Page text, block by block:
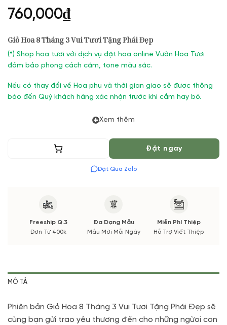
760,000₫
Giỏ Hoa 8 Tháng 3 Vui Tươi Tặng Phái Đẹp
(*) Shop hoa tươi với dịch vụ đặt hoa online Vườn Hoa Tươi
đảm bảo phong cách cắm, tone màu sắc.
Nếu có thay đổi về Hoa phụ và thời gian giao sẽ được thông
báo đến Quý khách hàng xác nhận trước khi cắm hay bó.
Xem thêm
Thêm vào giỏ Đặt ngay
Đặt Qua Zalo
Freeship Q.3
Đơn Từ 400k
Đa Dạng Mẫu
Mẫu Mới Mỗi Ngày
Miễn Phí Thiệp
Hỗ Trợ Viết Thiệp
MÔ TẢ
Phiên bản Giỏ Hoa 8 Tháng 3 Vui Tươi Tặng Phái Đẹp sẽ
cùng bạn gửi trao yêu thương đến cho những ngừoi con